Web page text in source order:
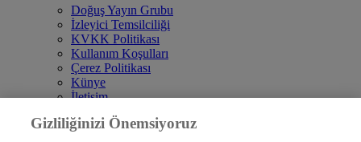
Doğuş Yayın Grubu
İzleyici Temsilciliği
KVKK Politikası
Kullanım Koşulları
Çerez Politikası
Künye
İletişim
DYG Televizyonlar
Gizliliğinizi Önemsiyoruz